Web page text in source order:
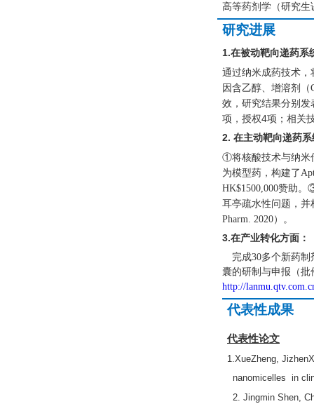
高等药剂学（研究生
研究进展
1.在被动靶向递药系
通过纳米成药技术
因含乙醇、增溶剂
（
效，研究结果分别发
项，授权4项； 相关
2. 在主动靶向递药
①将核酸技术与纳米
为模型药，构建了
HK$1500,000赞助。
耳亭疏水性问题，并
Pharm. 2020）。
3.在产业转化方面：
完成30多个新药制
囊的研制与申报（批
http://
代表性成果
代表性论文
1.XueZheng,
nanomicelles in
2. Jingmin Shen,